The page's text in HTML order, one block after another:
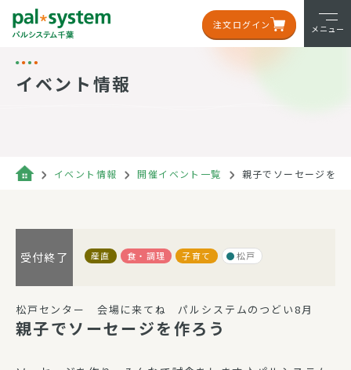
注文ログイン メニュー
イベント情報
イベント情報 開催イベント一覧 親子でソーセージを作
受付終了 産直 食・調理 子育て 松戸
松戸センター 会場に来てね パルシステムのつどい8月
親子でソーセージを作ろう